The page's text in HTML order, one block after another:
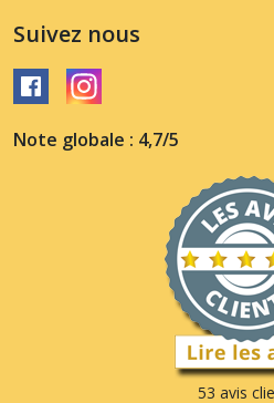
Suivez nous
Note globale : 4,7/5
53 avis